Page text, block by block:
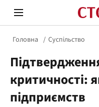
Головна Суспільство
критичності:
підприємств